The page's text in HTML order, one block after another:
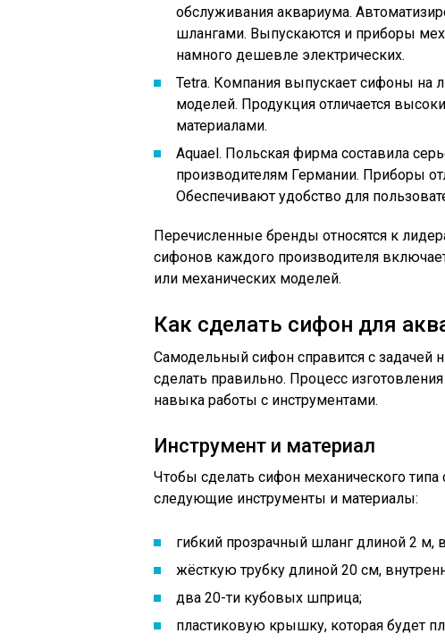
обслуживания аквариума.
шлангами. Выпускаются и приборы
намного дешевле электрических.
Tetra. Компания выпускает сифоны
моделей. Продукция отличается
материалами.
Aquael. Польская фирма составила
производителям Германии. Приборы
Обеспечивают удобство для
Перечисленные бренды относятся к
сифонов каждого производителя
или механических моделей.
Как сделать сифон для
Самодельный сифон справится с задачей
сделать правильно. Процесс
навыка работы с инструментами.
Инструмент и материал
Чтобы сделать сифон механического
следующие инструменты и материалы:
гибкий прозрачный шланг длиной 2
жёсткую трубку длиной 20 см,
два 20-ти кубовых шприца;
пластиковую крышку, которая будет